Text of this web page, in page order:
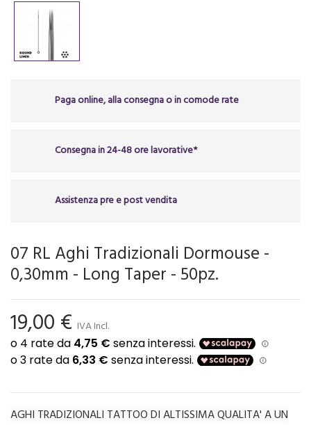
Paga online, alla consegna o in comode rate
Consegna in 24-48 ore lavorative*
Assistenza pre e post vendita
07 RL Aghi Tradizionali Dormouse -
0,30mm - Long Taper - 50pz.
19,00 € IVA Incl.
AGHI TRADIZIONALI TATTOO DI ALTISSIMA QUALITA' A UN